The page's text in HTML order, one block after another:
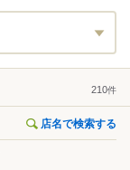
210件
店名で検索する